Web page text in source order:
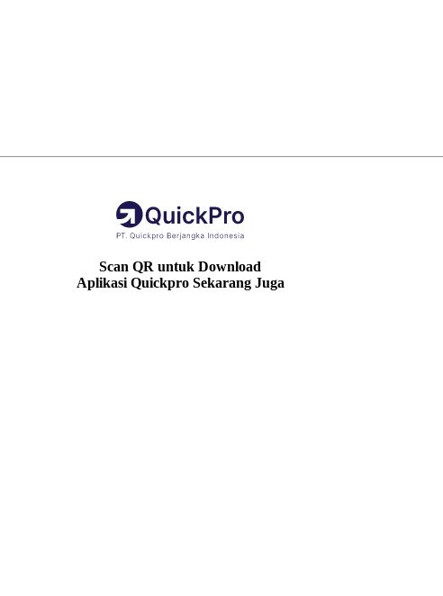
Scan QR untuk Download
Aplikasi Quickpro Sekarang Juga